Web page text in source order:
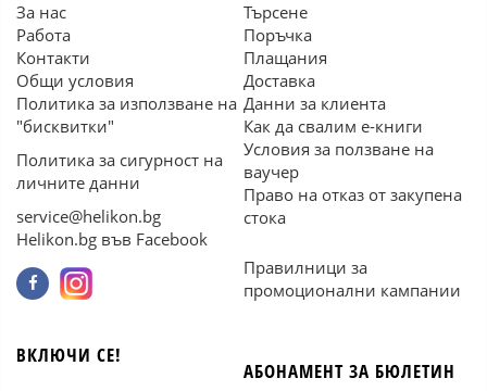
За нас
Работа
Контакти
Общи условия
Политика за използване на
"бисквитки"
Политика за сигурност на
личните данни
service@helikon.bg
Helikon.bg във Facebook
Търсене
Поръчка
Плащания
Доставка
Данни за клиента
Как да свалим е-книги
Условия за ползване на
ваучер
Право на отказ от закупена
стока
Правилници за
промоционални кампании
ВКЛЮЧИ СЕ!
АБОНАМЕНТ ЗА БЮЛЕТИН